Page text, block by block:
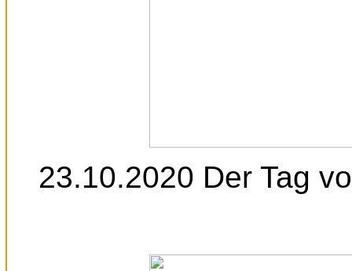
23.10.2020 Der Tag